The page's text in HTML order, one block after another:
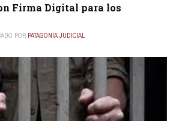
Firma Digital para los
POR PATAGONIA JUDICIAL